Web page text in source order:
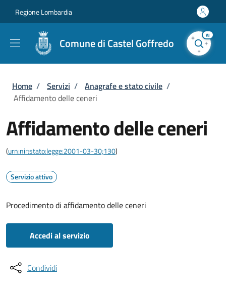
Regione Lombardia
Comune di Castel Goffredo
AI
Briciole di pane
Home / Servizi / Anagrafe e stato civile /
Affidamento delle ceneri
Affidamento delle ceneri
(urn:nir:stato:legge:2001-03-30;130)
Servizio attivo
Procedimento di affidamento delle ceneri
Accedi al servizio
Condividi